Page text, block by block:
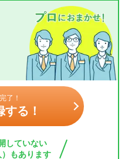
了！
る！
していない
もあります